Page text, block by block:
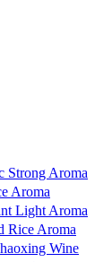
Strong Aroma
Aroma
Light Aroma
Rice Aroma
Wine